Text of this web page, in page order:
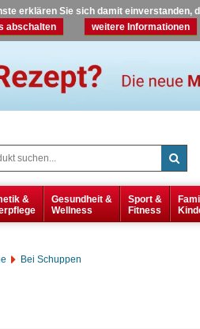
erklären Sie sich damit einverstanden,
abschalten
weitere Informationen
&
Gesundheit &
Wellness
Sport &
Fitness
Bei Schuppen